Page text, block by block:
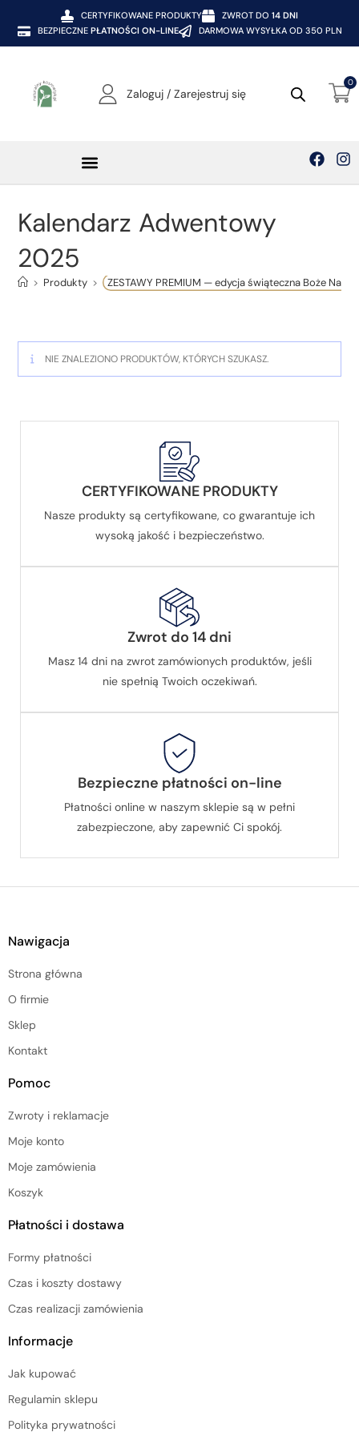
CERTYFIKOWANE PRODUKTY ZWROT DO 14 DNI
BEZPIECZNE PŁATNOŚCI ON-LINE DARMOWA WYSYŁKA OD 350 PLN
Zaloguj / Zarejestruj się
0
Kalendarz Adwentowy
2025
> Produkty > ZESTAWY PREMIUM — edycja świąteczna Boże
NIE ZNALEZIONO PRODUKTÓW, KTÓRYCH SZUKASZ.
CERTYFIKOWANE PRODUKTY
Nasze produkty są certyfikowane, co gwarantuje ich
wysoką jakość i bezpieczeństwo.
Zwrot do 14 dni
Masz 14 dni na zwrot zamówionych produktów, jeśli
nie spełnią Twoich oczekiwań.
Bezpieczne płatności on-line
Płatności online w naszym sklepie są w pełni
zabezpieczone, aby zapewnić Ci spokój.
Nawigacja
Strona główna
O firmie
Sklep
Kontakt
Pomoc
Zwroty i reklamacje
Moje konto
Moje zamówienia
Koszyk
Płatności i dostawa
Formy płatności
Czas i koszty dostawy
Czas realizacji zamówienia
Informacje
Jak kupować
Regulamin sklepu
Polityka prywatności